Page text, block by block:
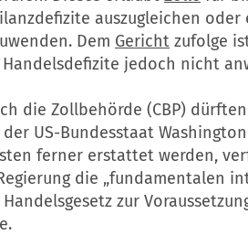
auszugleichen
Dem Gericht zufolge
jedoch nicht
die Zollbehörde (CBP)
US-Bundesstaat
ferner erstattet werden,
die „fundamentalen
zur